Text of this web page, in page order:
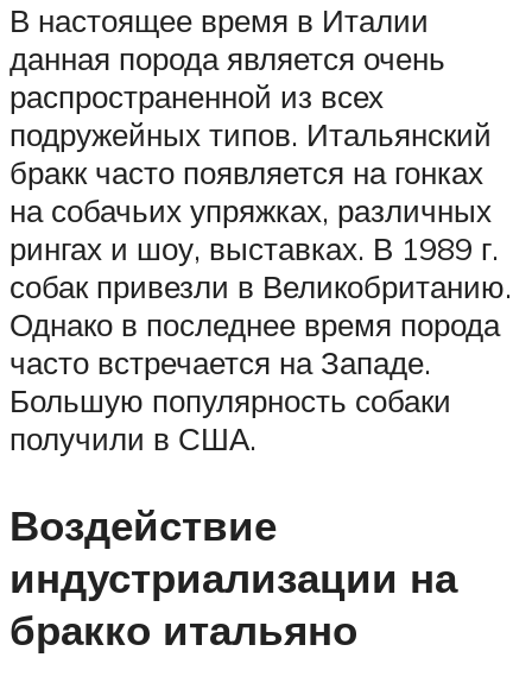
В настоящее время в Италии
данная порода является очень
распространенной из всех
подружейных типов. Итальянский
бракк часто появляется на гонках
на собачьих упряжках, различных
рингах и шоу, выставках. В 1989 г.
собак привезли в Великобританию.
Однако в последнее время порода
часто встречается на Западе.
Большую популярность собаки
получили в США.
Воздействие
индустриализации на
бракко итальяно